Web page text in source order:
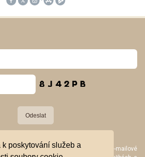
poskytování služeb a
souhlasím se zpracováním své e-mailové